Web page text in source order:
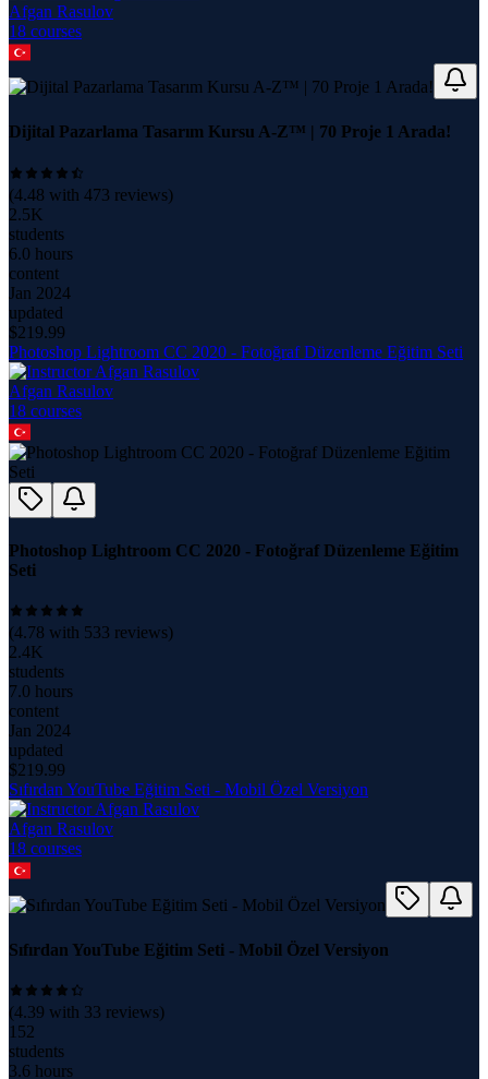
Afgan Rasulov
18 courses
Dijital Pazarlama Tasarım Kursu A-Z™ | 70 Proje 1 Arada!
(4.48 with 473 reviews)
2.5K
students
6.0 hours
content
Jan 2024
updated
$219.99
Photoshop Lightroom CC 2020 - Fotoğraf Düzenleme Eğitim Seti
Afgan Rasulov
18 courses
Photoshop Lightroom CC 2020 - Fotoğraf Düzenleme Eğitim
Seti
(4.78 with 533 reviews)
2.4K
students
7.0 hours
content
Jan 2024
updated
$219.99
Sıfırdan YouTube Eğitim Seti - Mobil Özel Versiyon
Afgan Rasulov
18 courses
Sıfırdan YouTube Eğitim Seti - Mobil Özel Versiyon
(4.39 with 33 reviews)
152
students
3.6 hours